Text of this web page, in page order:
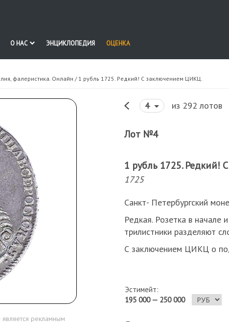
О НАС ЭНЦИКЛОПЕДИЯ ОЦЕНКА
фалеристика. Онлайн / 1 рубль 1725. Редкий! С заключением ЦИКЦ.
рекламным
4 из 292 лотов
Лот №4
1 рубль 1725.
1725
Cанкт- Петербургский
Редкая. Розетка в начале
трилистники разделяют
С заключением ЦИКЦ о
Эстимейт:
195 000 — 250 000